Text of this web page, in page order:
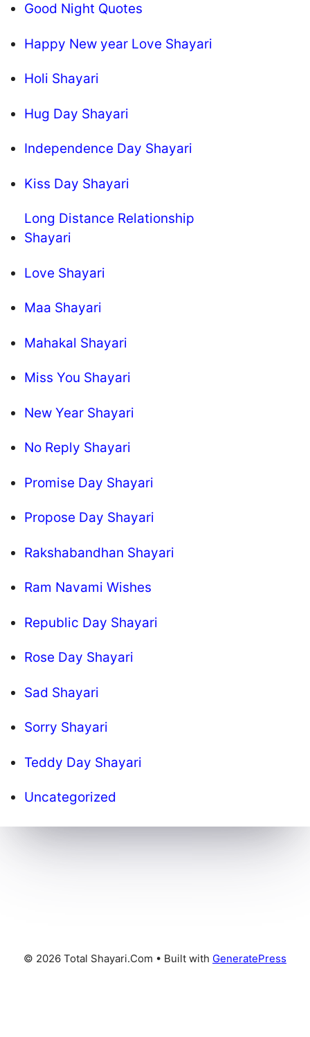
Good Night Quotes
Happy New year Love Shayari
Holi Shayari
Hug Day Shayari
Independence Day Shayari
Kiss Day Shayari
Long Distance Relationship
Shayari
Love Shayari
Maa Shayari
Mahakal Shayari
Miss You Shayari
New Year Shayari
No Reply Shayari
Promise Day Shayari
Propose Day Shayari
Rakshabandhan Shayari
Ram Navami Wishes
Republic Day Shayari
Rose Day Shayari
Sad Shayari
Sorry Shayari
Teddy Day Shayari
Uncategorized
© 2026 Total Shayari.Com • Built with GeneratePress